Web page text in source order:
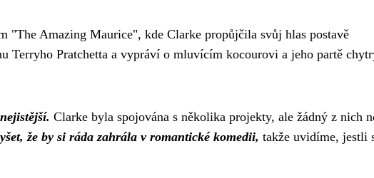
"The Amazing Maurice", kde Clarke propůjčila svůj hlas postavě
Terryho Pratchetta a vypráví o mluvícím kocourovi a jeho partě
Clarke byla spojována s několika projekty, ale žádný z nich
že by si ráda zahrála v romantické komedii, takže uvidíme, jestli